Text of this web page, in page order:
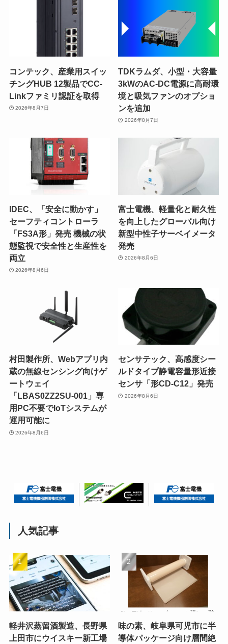
コンテック、産業用スイッ
チングHUB 12製品でCC-
Linkファミリ認証を取得
2026年8月7日
TDKラムダ、小型・大容量
3kWのAC-DC電源に高耐環
境と吸気ファンのオプショ
ンを追加
2026年8月7日
IDEC、「安全に動かす」
セーフティコントローラ
「FS3A形」発売 機械の状
態監視で安全性と生産性を
両立
2026年8月6日
富士電機、軽量化と耐久性
を向上したグローバル向け
新型中性子サーベイメータ
発売
2026年8月6日
村田製作所、Webアプリ内
蔵の無線センシング向けゲ
ートウェイ
「LBAS0ZZ2SU-001」専
用PC不要でIoTシステムが
運用可能に
2026年8月6日
センサテック、高感度シー
ルドタイプ静電容量形近接
センサ「形CD-C12」発売
2026年8月6日
人気記事
軽井沢蒸留酒製造、長野県
上田市にウイスキー新工場
味の素、岐阜県可児市に半
導体パッケージ向け層間絶